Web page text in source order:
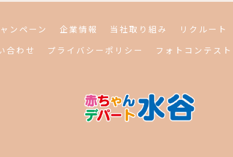
ンペーン 企業情報 当社取り組み リクルート
合わせ
プライバシーポリシー フォトコンテスト